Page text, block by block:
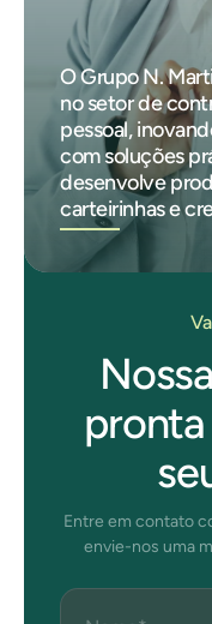
O Grupo N.
no setor de
pessoal,
com soluções
desenvolve
carteirinhas e
Entre em contato
envie-nos uma